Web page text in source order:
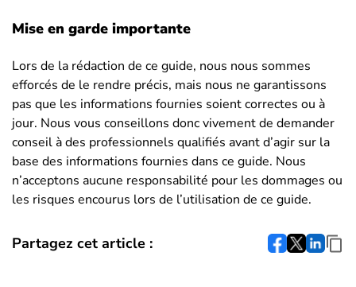
Mise en garde importante
Lors de la rédaction de ce guide, nous nous sommes
efforcés de le rendre précis, mais nous ne garantissons
pas que les informations fournies soient correctes ou à
jour. Nous vous conseillons donc vivement de demander
conseil à des professionnels qualifiés avant d’agir sur la
base des informations fournies dans ce guide. Nous
n’acceptons aucune responsabilité pour les dommages ou
les risques encourus lors de l’utilisation de ce guide.
Partagez cet article :